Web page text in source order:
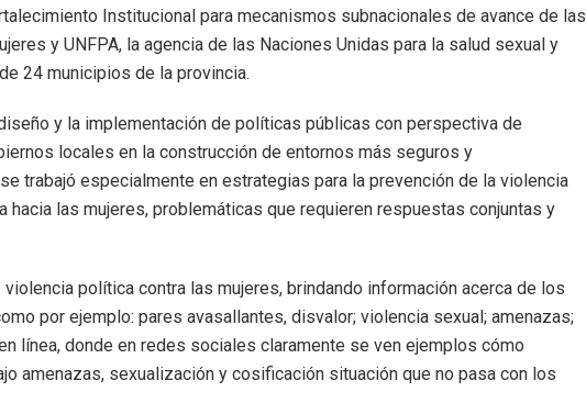
Institucional para mecanismos subnacionales de avance de las
y UNFPA, la agencia de las Naciones Unidas para la salud sexual y
24 municipios de la provincia.
y la implementación de políticas públicas con perspectiva de
locales en la construcción de entornos más seguros y
trabajó especialmente en estrategias para la prevención de la violencia
hacia las mujeres, problemáticas que requieren respuestas conjuntas y
política contra las mujeres, brindando información acerca de los
por ejemplo: pares avasallantes, disvalor; violencia sexual; amenazas;
línea, donde en redes sociales claramente se ven ejemplos cómo
amenazas, sexualización y cosificación situación que no pasa con los